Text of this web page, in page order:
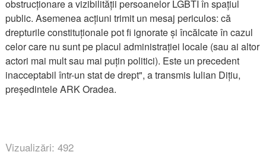
obstrucționare a vizibilității persoanelor LGBTI în spațiul
public. Asemenea acțiuni trimit un mesaj periculos: că
drepturile constituționale pot fi ignorate și încălcate în cazul
celor care nu sunt pe placul administrației locale (sau ai altor
actori mai mult sau mai puțin politici). Este un precedent
inacceptabil într-un stat de drept", a transmis Iulian Dițiu,
președintele ARK Oradea.
Vizualizări: 492